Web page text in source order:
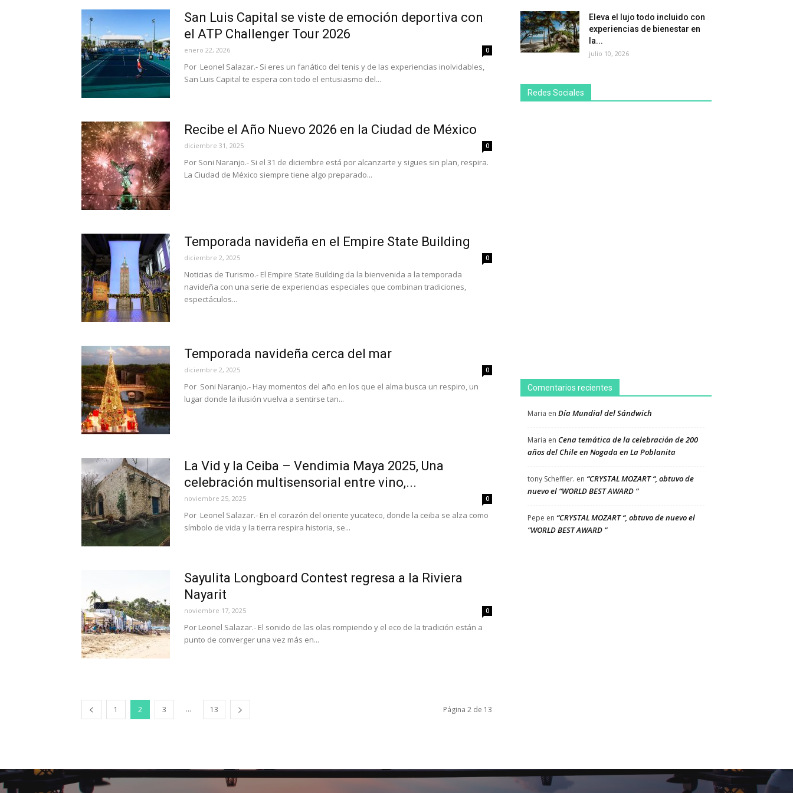
San Luis Capital se viste de emoción deportiva con
el ATP Challenger Tour 2026
enero 22, 2026 0
Por Leonel Salazar.- Si eres un fanático del tenis y de las experiencias inolvidables,
San Luis Capital te espera con todo el entusiasmo del...
Recibe el Año Nuevo 2026 en la Ciudad de México
diciembre 31, 2025 0
Por Soni Naranjo.- Si el 31 de diciembre está por alcanzarte y sigues sin plan, respira.
La Ciudad de México siempre tiene algo preparado...
Temporada navideña en el Empire State Building
diciembre 2, 2025 0
Noticias de Turismo.- El Empire State Building da la bienvenida a la temporada
navideña con una serie de experiencias especiales que combinan tradiciones,
espectáculos...
Temporada navideña cerca del mar
diciembre 2, 2025 0
Por Soni Naranjo.- Hay momentos del año en los que el alma busca un respiro, un
lugar donde la ilusión vuelva a sentirse tan...
La Vid y la Ceiba – Vendimia Maya 2025, Una
celebración multisensorial entre vino,...
noviembre 25, 2025 0
Por Leonel Salazar.- En el corazón del oriente yucateco, donde la ceiba se alza como
símbolo de vida y la tierra respira historia, se...
Sayulita Longboard Contest regresa a la Riviera
Nayarit
noviembre 17, 2025 0
Por Leonel Salazar.- El sonido de las olas rompiendo y el eco de la tradición están a
punto de converger una vez más en...
1 2 3 ... 13 Página 2 de 13
Eleva el lujo todo incluido con
experiencias de bienestar en
la...
julio 10, 2026
Redes Sociales
Comentarios recientes
Maria en Día Mundial del Sándwich
Maria en Cena temática de la celebración de 200
años del Chile en Nogada en La Poblanita
tony Scheffler. en “CRYSTAL MOZART “, obtuvo de
nuevo el “WORLD BEST AWARD “
Pepe en “CRYSTAL MOZART “, obtuvo de nuevo el
“WORLD BEST AWARD “